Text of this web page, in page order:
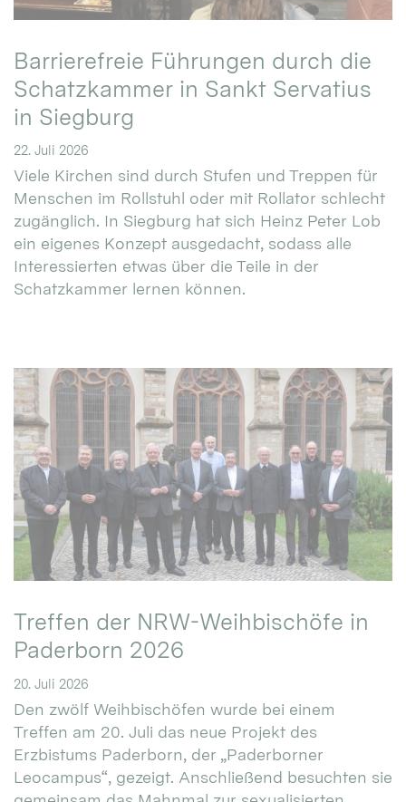
Barrierefreie Führungen durch die
Schatzkammer in Sankt Servatius
in Siegburg
22. Juli 2026
Viele Kirchen sind durch Stufen und Treppen für
Menschen im Rollstuhl oder mit Rollator schlecht
zugänglich. In Siegburg hat sich Heinz Peter Lob
ein eigenes Konzept ausgedacht, sodass alle
Interessierten etwas über die Teile in der
Schatzkammer lernen können.
Treffen der NRW-Weihbischöfe in
Paderborn 2026
20. Juli 2026
Den zwölf Weihbischöfen wurde bei einem
Treffen am 20. Juli das neue Projekt des
Erzbistums Paderborn, der „Paderborner
Leocampus“, gezeigt. Anschließend besuchten sie